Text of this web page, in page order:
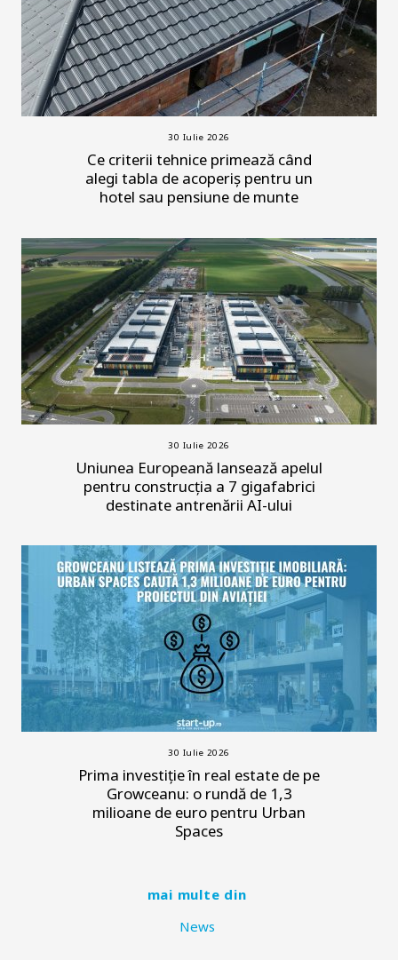
30 Iulie 2026
Ce criterii tehnice primează când
alegi tabla de acoperiș pentru un
hotel sau pensiune de munte
30 Iulie 2026
Uniunea Europeană lansează apelul
pentru construcția a 7 gigafabrici
destinate antrenării AI-ului
30 Iulie 2026
Prima investiție în real estate de pe
Growceanu: o rundă de 1,3
milioane de euro pentru Urban
Spaces
mai multe din
News